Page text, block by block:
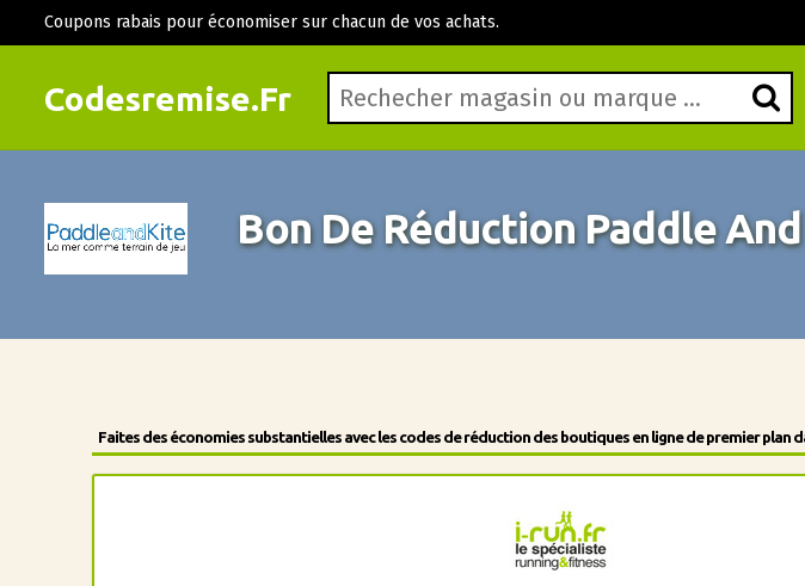
Codesremise.Fr
Coupons rabais pour économiser sur chacun de vos achats.
Bon De Réduction Paddle
Faites des économies substantielles avec les codes de réduction des boutiques en ligne de premier plan